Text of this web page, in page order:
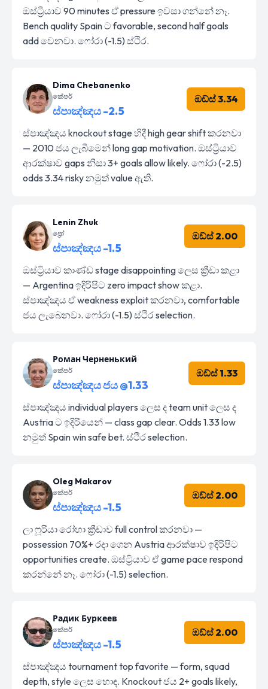
ඔස්ට්‍රියාව 90 minutes ඒ pressure ඉවසා ගන්නේ නෑ.
Bench quality Spain ට favorable, second half goals
add වෙනවා. ෆෝරා (-1.5) ස්ථිර.
Dima Chebanenko
කේපර්
ස්පාඤ්ඤය -2.5
ඔඩ්ස් 3.34
ස්පාඤ්ඤය knockout stage හිදී high gear shift කරනවා
— 2010 ජය ලැබීමෙන් long gap motivation. ඔස්ට්‍රියාව
ආරක්ෂාව gaps නිසා 3+ goals allow likely. ෆෝරා (-2.5)
odds 3.34 risky නමුත් value ඇති.
Lenin Zhuk
ප්‍රෝ
ස්පාඤ්ඤය -1.5
ඔඩ්ස් 2.00
ඔස්ට්‍රියාව කාණ්ඩ stage disappointing ලෙස ක්‍රීඩා කළා
— Argentina ඉදිරිපිට zero impact show කළා.
ස්පාඤ්ඤය ඒ weakness exploit කරනවා, comfortable
ජය ලැබෙනවා. ෆෝරා (-1.5) ස්ථිර selection.
Роман Черненький
කේපර්
ස්පාඤ්ඤය ජය @1.33
ඔඩ්ස් 1.33
ස්පාඤ්ඤය individual players ලෙස ද team unit ලෙස ද
Austria ට ඉදිරියෙන් — class gap clear. Odds 1.33 low
නමුත් Spain win safe bet. ස්ථිර selection.
Oleg Makarov
කේපර්
ස්පාඤ්ඤය -1.5
ඔඩ්ස් 2.00
ලා ෆූරියා රෝහා ක්‍රීඩාව full control කරනවා —
possession 70%+ රදා ගෙන Austria ආරක්ෂාව ඉදිරිපිට
opportunities create. ඔස්ට්‍රියාව ඒ game pace respond
කරන්නේ නෑ. ෆෝරා (-1.5) selection.
Радик Буркеев
කේපර්
ස්පාඤ්ඤය -1.5
ඔඩ්ස් 2.00
ස්පාඤ්ඤය tournament top favorite — form, squad
depth, style ලෙස හොඳ. Knockout ජය 2+ goals likely,